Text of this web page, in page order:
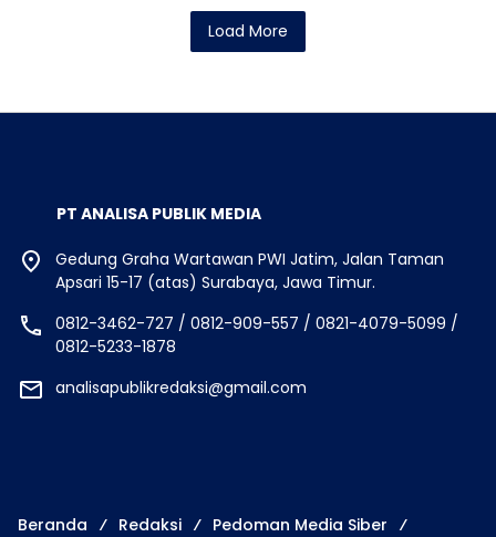
Load More
PT ANALISA PUBLIK MEDIA
Gedung Graha Wartawan PWI Jatim, Jalan Taman
Apsari 15-17 (atas) Surabaya, Jawa Timur.
0812-3462-727 / 0812-909-557 / 0821-4079-5099 /
0812-5233-1878
analisapublikredaksi@gmail.com
Beranda Redaksi
Pedoman Media Siber